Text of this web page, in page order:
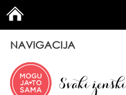
NAVIGACIJA